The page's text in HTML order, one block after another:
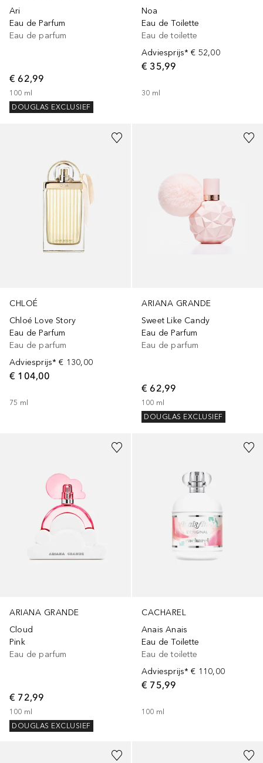
Ari
Eau de Parfum
Eau de parfum
€ 62,99
100 ml
DOUGLAS EXCLUSIEF
Noa
Eau de Toilette
Eau de toilette
Adviesprijs* € 52,00
€ 35,99
30 ml
CHLOÉ
Chloé Love Story
Eau de Parfum
Eau de parfum
Adviesprijs* € 130,00
€ 104,00
75 ml
ARIANA GRANDE
Sweet Like Candy
Eau de Parfum
Eau de parfum
€ 62,99
100 ml
DOUGLAS EXCLUSIEF
ARIANA GRANDE
Cloud
Pink
Eau de parfum
€ 72,99
100 ml
DOUGLAS EXCLUSIEF
CACHAREL
Anais Anais
Eau de Toilette
Eau de toilette
Adviesprijs* € 110,00
€ 75,99
100 ml